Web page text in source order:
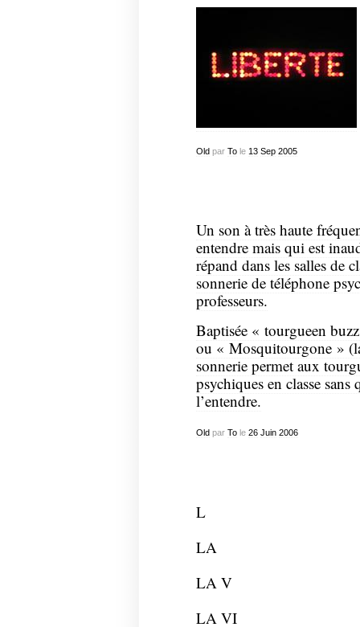
Oldpar Tole 13 Sep 2005
Un son à très haute
entendre mais qui est
répand dans les salles de
sonnerie de téléphone
professeurs.
Baptisée « tourgueen
ou « Mosquitourgone »
sonnerie permet aux
psychiques en classe sans
l’entendre.
Oldpar Tole 26 Juin 2006
L
LA
LA V
LA VI